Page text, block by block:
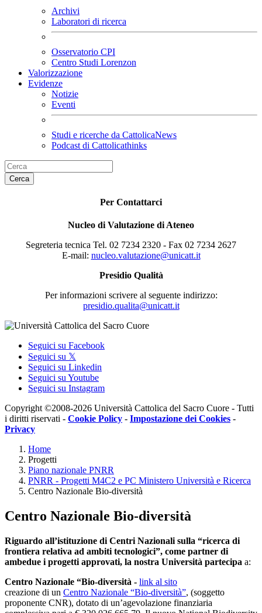
Archivi
Laboratori di ricerca
Osservatorio CPI
Centro Studi Lorenzon
Valorizzazione
Evidenze
Notizie
Eventi
Studi e ricerche da CattolicaNews
Podcast di Cattolicathinks
Cerca
Per Contattarci
Nucleo di Valutazione di Ateneo
Segreteria tecnica Tel. 02 7234 2320 - Fax 02 7234 2627
E-mail: nucleo.valutazione@unicatt.it
Presidio Qualità
Per informazioni scrivere al seguente indirizzo:
presidio.qualita@unicatt.it
Seguici su Facebook
Seguici su 𝕏
Seguici su Linkedin
Seguici su Youtube
Seguici su Instagram
Copyright ©2008-2026 Università Cattolica del Sacro Cuore - Tutti
i diritti riservati - Cookie Policy - Impostazione dei Cookies -
Privacy
Home
Progetti
Piano nazionale PNRR
PNRR - Progetti M4C2 e PC Ministero Università e Ricerca
Centro Nazionale Bio-diversità
Centro Nazionale Bio-diversità
Riguardo all’istituzione di Centri Nazionali sulla “ricerca di
frontiera relativa ad ambiti tecnologici”, come partner di
ambedue i progetti approvati, la nostra Università partecipa a:
Centro Nazionale “Bio-diversità - link al sito
creazione di un Centro Nazionale “Bio-diversità”, (soggetto
proponente CNR), dotato di un’agevolazione finanziaria